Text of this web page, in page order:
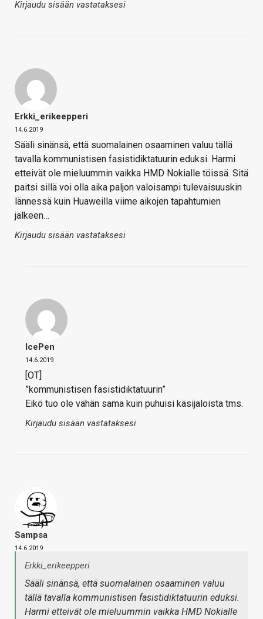
Kirjaudu sisään vastataksesi
Erkki_erikeepperi
14.6.2019
Sääli sinänsä, että suomalainen osaaminen valuu tällä
tavalla kommunistisen fasistidiktatuurin eduksi. Harmi
etteivät ole mieluummin vaikka HMD Nokialle töissä. Sitä
paitsi sillä voi olla aika paljon valoisampi tulevaisuuskin
lännessä kuin Huaweilla viime aikojen tapahtumien
jälkeen…
Kirjaudu sisään vastataksesi
IcePen
14.6.2019
[OT]
”kommunistisen fasistidiktatuurin”
Eikö tuo ole vähän sama kuin puhuisi käsijaloista tms.
Kirjaudu sisään vastataksesi
Sampsa
14.6.2019
Erkki_erikeepperi
Sääli sinänsä, että suomalainen osaaminen valuu
tällä tavalla kommunistisen fasistidiktatuurin eduksi.
Harmi etteivät ole mieluummin vaikka HMD Nokialle